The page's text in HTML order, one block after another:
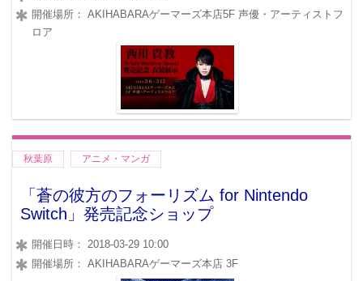
開催場所： AKIHABARAゲーマーズ本店5F 声優・アーティストフ
ロア
秋葉原 アニメ・マンガ
「蒼の彼方のフォーリズム for Nintendo
Switch」発売記念ショップ
開催日時： 2018-03-29 10:00
開催場所： AKIHABARAゲーマーズ本店 3F